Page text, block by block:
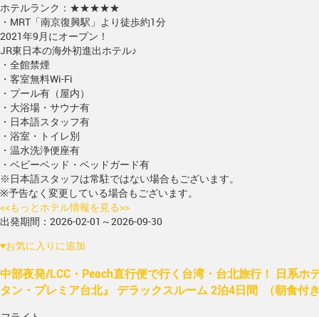
ホテルランク：★★★★★
・MRT「南京復興駅」より徒歩約1分
2021年9月にオープン！
JR東日本の海外初進出ホテル♪
・全館禁煙
・客室無料Wi-Fi
・プール有（屋内）
・大浴場・サウナ有
・日本語スタッフ有
・浴室・トイレ別
・温水洗浄便座有
・ベビーベッド・ベッドガード有
※日本語スタッフは常駐ではない場合もございます。
※予告なく変更している場合もございます。
<<もっとホテル情報を見る>>
出発期間：2026-02-01～2026-09-30
♥お気に入りに追加
中部夜発/LCC・Peach直行便で行く台湾・台北旅行！ 日系ホ
タン・プレミア台北』 デラックスルーム 2泊4日間 （朝食付